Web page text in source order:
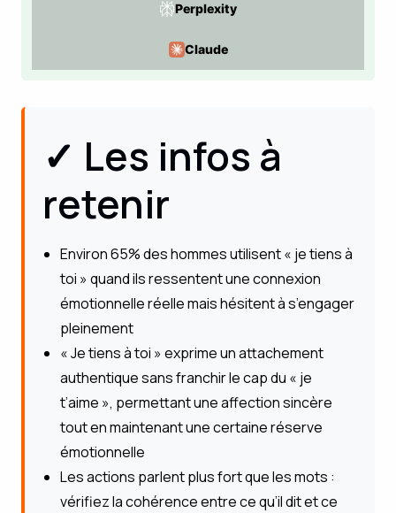
Perplexity
Claude
✓ Les infos à
retenir
Environ 65% des hommes utilisent « je tiens à
toi » quand ils ressentent une connexion
émotionnelle réelle mais hésitent à s’engager
pleinement
« Je tiens à toi » exprime un attachement
authentique sans franchir le cap du « je
t’aime », permettant une affection sincère
tout en maintenant une certaine réserve
émotionnelle
Les actions parlent plus fort que les mots :
vérifiez la cohérence entre ce qu’il dit et ce